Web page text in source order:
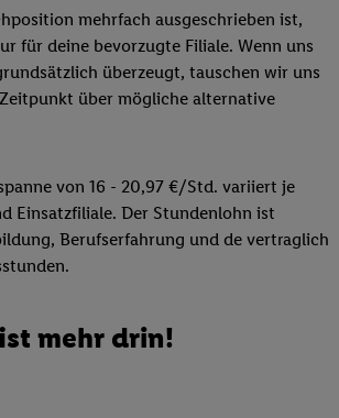
mehrfach ausgeschrieben ist,
für deine bevorzugte Filiale. Wenn uns
überzeugt, tauschen wir uns
über mögliche alternative
von 16 - 20,97 €/Std. variiert je
Einsatzfiliale. Der Stundenlohn ist
Berufserfahrung und de vertraglich
mehr drin!